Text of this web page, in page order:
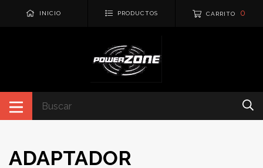
INICIO PRODUCTOS CARRITO 0
ADAPTADOR